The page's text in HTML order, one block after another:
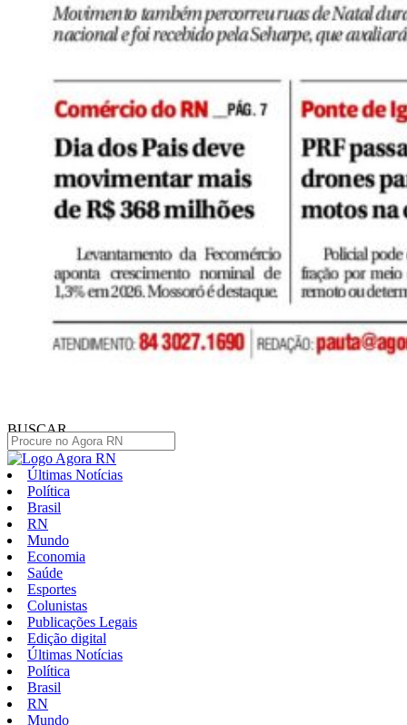
BUSCAR
Últimas Notícias
Política
Brasil
RN
Mundo
Economia
Saúde
Esportes
Colunistas
Publicações Legais
Edição digital
Últimas Notícias
Política
Brasil
RN
Mundo